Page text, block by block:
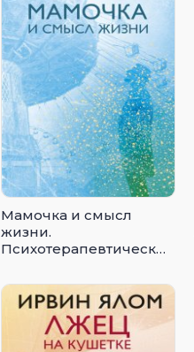
Мамочка и смысл
жизни.
Психотерапевтические